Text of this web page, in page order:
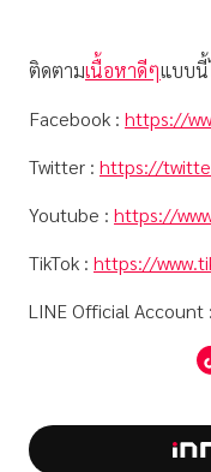
ติดตามเนื้อหาดีๆแบบนี้
Facebook : https://
Twitter : https://
Youtube : https://
TikTok : https://
LINE Official Account :